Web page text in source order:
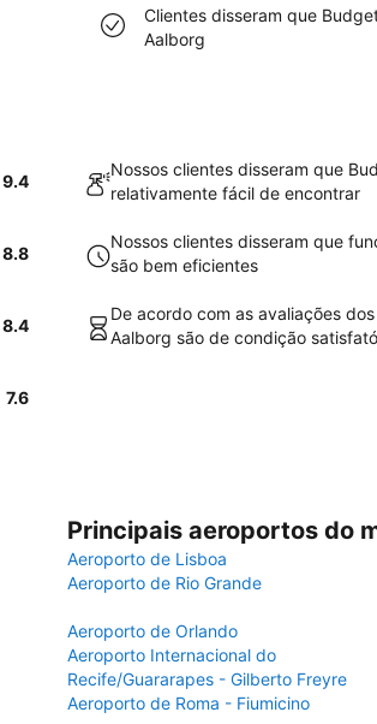
Clientes disseram que
Aalborg
9.4
Nossos clientes disseram que
relativamente fácil de encontrar
8.8
Nossos clientes disseram que
são bem eficientes
8.4
De acordo com as avaliações
Aalborg são de condição
7.6
Principais aeroportos do
Aeroporto de Lisboa
Aeroporto de Rio Grande
Aeroporto de Orlando
Aeroporto Internacional do
Recife/Guararapes - Gilberto Freyre
Aeroporto de Roma - Fiumicino